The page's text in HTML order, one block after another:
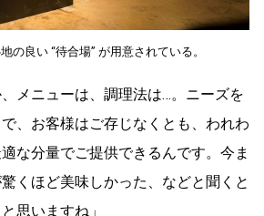
の良い “待合場” が用意されている。
、メニューは、調理法は…。ニーズを
、お客様はご存じなくとも、われわ
な分量でご提供できるんです。今ま
くほど美味しかった、などと聞くと
思いますね」